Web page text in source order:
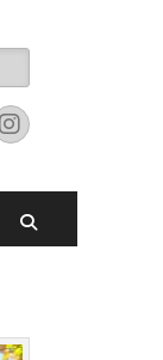
Instagram